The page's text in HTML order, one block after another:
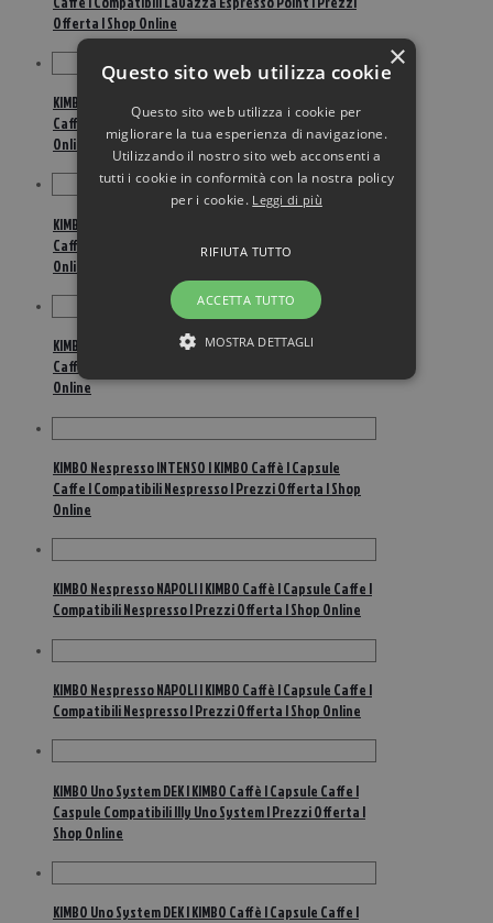
Offerta | Shop Online
KIMBO Nespresso ARMONIA | KIMBO Caffè | Capsule
Caffe | Compatibili Nespresso | Prezzi Offerta | Shop
Online
KIMBO Nespresso ARMONIA | KIMBO Caffè | Capsule
Caffe | Compatibili Nespresso | Prezzi Offerta | Shop
Online
KIMBO Nespresso INTENSO | KIMBO Caffè | Capsule
Caffe | Compatibili Nespresso | Prezzi Offerta | Shop
Online
KIMBO Nespresso INTENSO | KIMBO Caffè | Capsule
Caffe | Compatibili Nespresso | Prezzi Offerta | Shop
Online
KIMBO Nespresso NAPOLI | KIMBO Caffè | Capsule Caffe |
Compatibili Nespresso | Prezzi Offerta | Shop Online
KIMBO Nespresso NAPOLI | KIMBO Caffè | Capsule Caffe |
Compatibili Nespresso | Prezzi Offerta | Shop Online
KIMBO Uno System DEK | KIMBO Caffè | Capsule Caffe |
Caspule Compatibili Illy Uno System | Prezzi Offerta |
Shop Online
KIMBO Uno System DEK | KIMBO Caffè | Capsule Caffe |
×
Questo sito web utilizza cookie
Questo sito web utilizza i cookie per
migliorare la tua esperienza di navigazione.
Utilizzando il nostro sito web acconsenti a
tutti i cookie in conformità con la nostra policy
per i cookie. Leggi di più
ACCETTA TUTTO
RIFIUTA TUTTO
MOSTRA DETTAGLI